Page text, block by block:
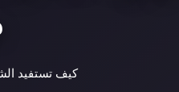
كيف تستفيد